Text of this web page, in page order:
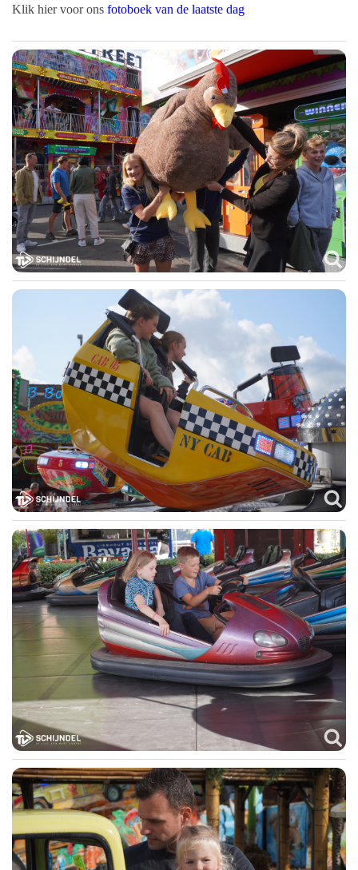
Klik hier voor ons fotoboek van de laatste dag